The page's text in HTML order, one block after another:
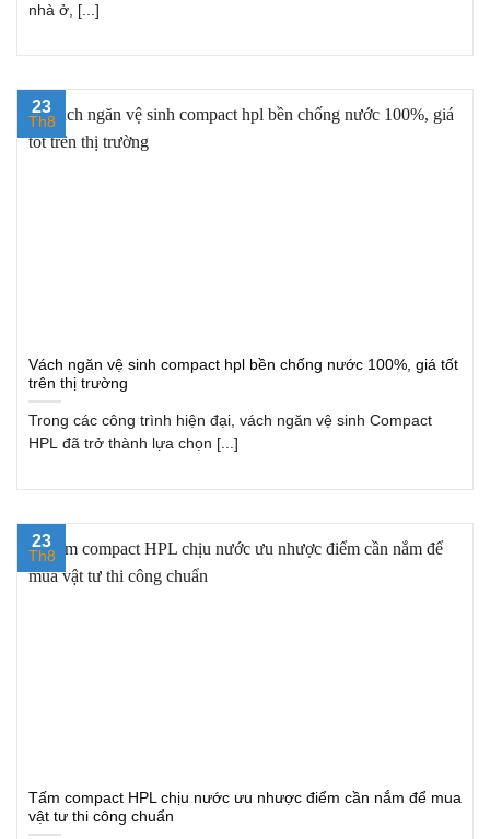
nhà ở, [...]
Vách ngăn vệ sinh compact hpl bền chống nước 100%, giá tốt
trên thị trường
Trong các công trình hiện đại, vách ngăn vệ sinh Compact
HPL đã trở thành lựa chọn [...]
23
Th8
Tấm compact HPL chịu nước ưu nhược điểm cần nắm để mua
vật tư thi công chuẩn
23
Th8